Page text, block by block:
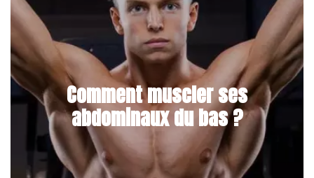
Comment muscler ses
abdominaux du bas ?